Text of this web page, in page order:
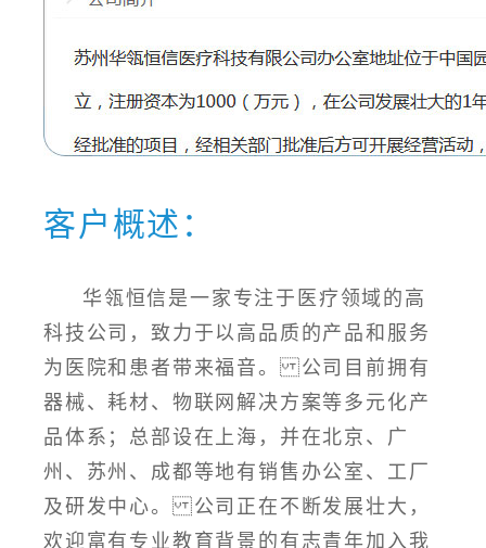
客户概述：
华瓴恒信是一家专注于医疗领域的高
科技公司，致力于以高品质的产品和服务
为医院和患者带来福音。 公司目前拥有
器械、耗材、物联网解决方案等多元化产
品体系；总部设在上海，并在北京、广
州、苏州、成都等地有销售办公室、工厂
及研发中心。 公司正在不断发展壮大，
欢迎富有专业教育背景的有志青年加入我